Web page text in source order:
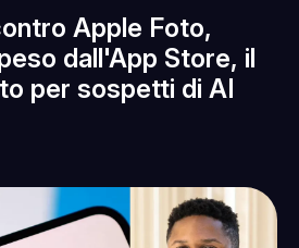
Apple Foto,
dall'App Store, il
per sospetti di AI